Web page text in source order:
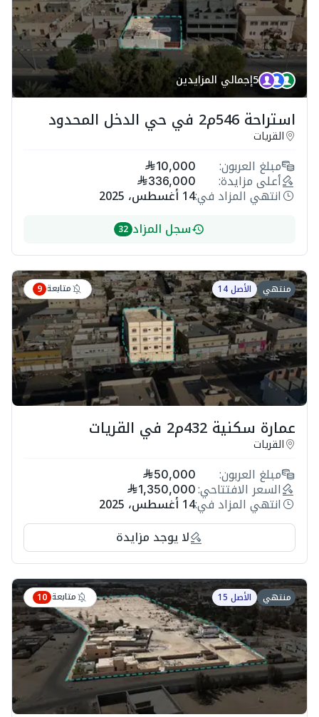
5إجمالي المزايدين
استراحة 546م2 في حي الدخل المحدود
القريات
مبلغ العربون: 10,000
أعلى مزايدة: 336,000
انتهي المزاد في:14 أغسطس، 2025
سجل المزاد 32
منتهي الأصل 14 متابعة 9
عمارة سكنية 432م2 في القريات
القريات
مبلغ العربون: 50,000
السعر الافتتاحي: 1,350,000
انتهي المزاد في:14 أغسطس، 2025
لا يوجد مزايدة
منتهي الأصل 15 متابعة 10